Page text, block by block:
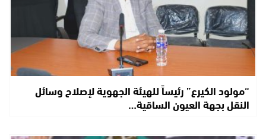
“مولود الكيرع” رئيساً للهيئة الجهوية لإصلاح وسائل
النقل بجهة العيون الساقية…